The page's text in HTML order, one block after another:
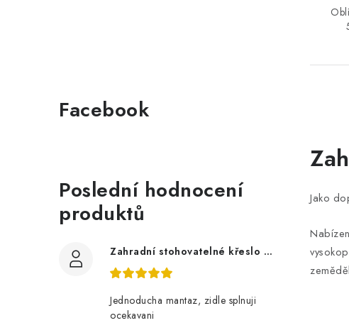
Facebook
Poslední hodnocení
produktů
Zahradní stohovatelné křeslo LUCY z akácie
Jednoducha mantaz, zidle splnuji
ocekavani
v
l
á
a
c
Jako